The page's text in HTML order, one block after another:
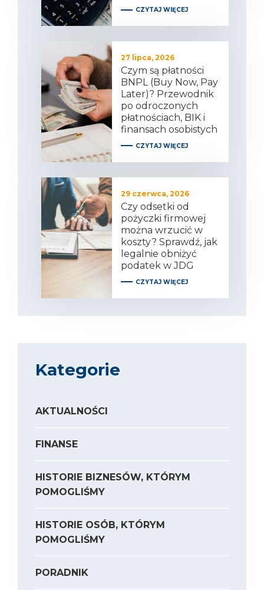
CZYTAJ WIĘCEJ
27 lipca, 2026
Czym są płatności
BNPL (Buy Now, Pay
Later)? Przewodnik
po odroczonych
płatnościach, BIK i
finansach osobistych
CZYTAJ WIĘCEJ
29 czerwca, 2026
Czy odsetki od
pożyczki firmowej
można wrzucić w
koszty? Sprawdź, jak
legalnie obniżyć
podatek w JDG
CZYTAJ WIĘCEJ
Kategorie
AKTUALNOŚCI
FINANSE
HISTORIE BIZNESÓW, KTÓRYM
POMOGLIŚMY
HISTORIE OSÓB, KTÓRYM
POMOGLIŚMY
PORADNIK